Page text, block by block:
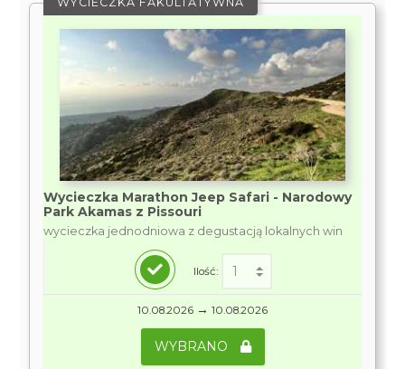
Wycieczka Marathon Jeep Safari - Narodowy
Park Akamas z Pissouri
wycieczka jednodniowa z degustacją lokalnych win
Ilość:
10.08.2026 → 10.08.2026
WYBRANO